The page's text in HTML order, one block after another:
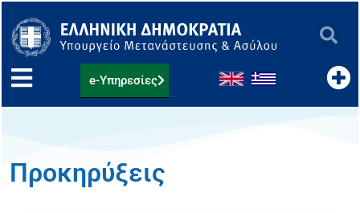
στο
περιεχόμενο
e-Υπηρεσίες
Προκηρύξεις